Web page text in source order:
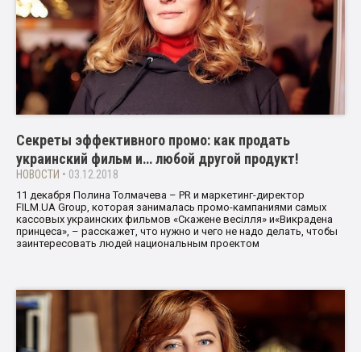
Секреты эффективного промо: как продать
украинский фильм и… любой другой продукт!
НОВОСТИ • 03.12.2018
11 декабря Полина Толмачева – PR и маркетинг-директор
FILM.UA Group, которая занималась промо-кампаниями самых
кассовых украинских фильмов «Скажене весілля» и«Викрадена
принцеса», – расскажет, что нужно и чего не надо делать, чтобы
заинтересовать людей национальным проектом